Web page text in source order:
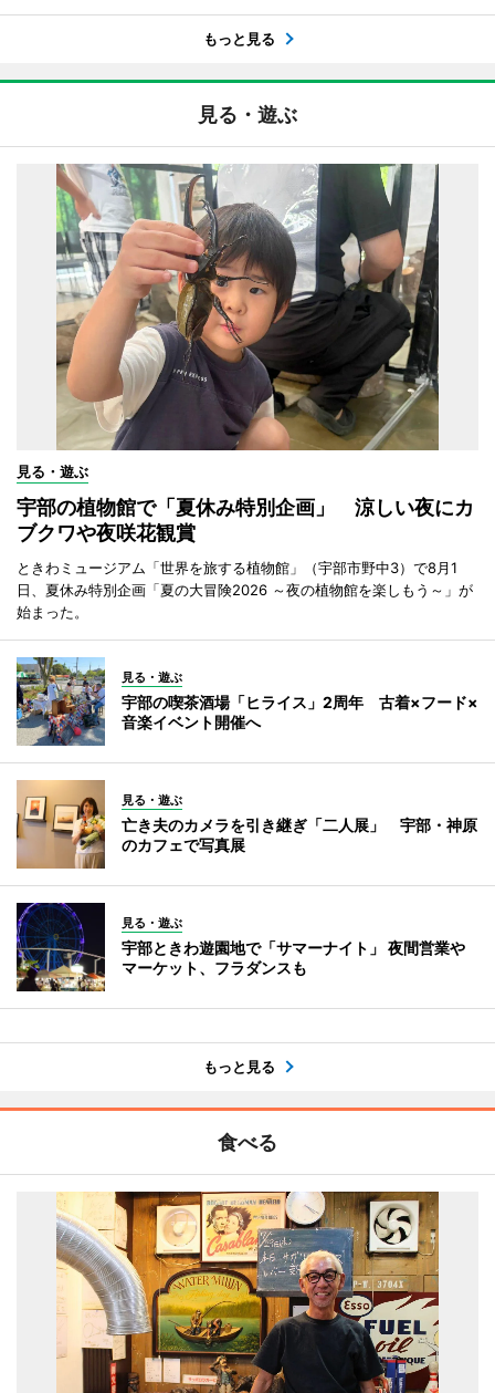
もっと見る
見る・遊ぶ
見る・遊ぶ
宇部の植物館で「夏休み特別企画」 涼しい夜にカ
ブクワや夜咲花観賞
ときわミュージアム「世界を旅する植物館」（宇部市野中3）で8月1
日、夏休み特別企画「夏の大冒険2026 ～夜の植物館を楽しもう～」が
始まった。
見る・遊ぶ
宇部の喫茶酒場「ヒライス」2周年 古着×フード×
音楽イベント開催へ
見る・遊ぶ
亡き夫のカメラを引き継ぎ「二人展」 宇部・神原
のカフェで写真展
見る・遊ぶ
宇部ときわ遊園地で「サマーナイト」 夜間営業や
マーケット、フラダンスも
もっと見る
食べる